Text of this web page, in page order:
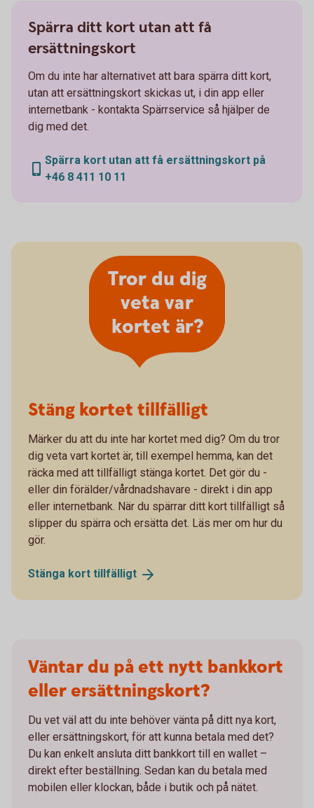
Spärra ditt kort utan att få
ersättningskort
Om du inte har alternativet att bara spärra ditt kort,
utan att ersättningskort skickas ut, i din app eller
internetbank - kontakta Spärrservice så hjälper de
dig med det.
Spärra kort utan att få ersättningskort på
+46 8 411 10 11
Tror du dig
veta var
kortet är?
Stäng kortet tillfälligt
Märker du att du inte har kortet med dig? Om du tror
dig veta vart kortet är, till exempel hemma, kan det
räcka med att tillfälligt stänga kortet. Det gör du -
eller din förälder/vårdnadshavare - direkt i din app
eller internetbank. När du spärrar ditt kort tillfälligt så
slipper du spärra och ersätta det. Läs mer om hur du
gör.
Stänga kort tillfälligt
Väntar du på ett nytt bankkort
eller ersättningskort?
Du vet väl att du inte behöver vänta på ditt nya kort,
eller ersättningskort, för att kunna betala med det?
Du kan enkelt ansluta ditt bankkort till en wallet –
direkt efter beställning. Sedan kan du betala med
mobilen eller klockan, både i butik och på nätet.